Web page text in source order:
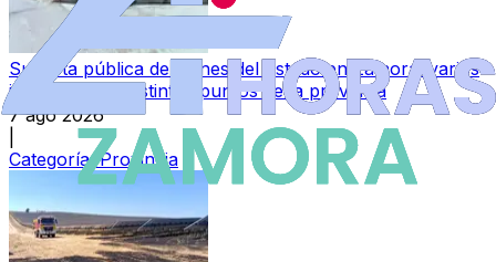
Subasta pública de bienes del Estado en Zamora: varios
inmuebles en distintos puntos de la provincia
7 ago 2026
Categoría:Provincia